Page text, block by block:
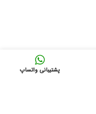
پشتیبانی واتساپ